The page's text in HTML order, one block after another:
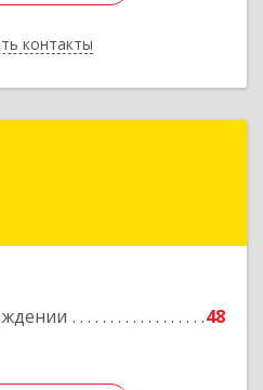
контакты
48
край, Невинномысск г,